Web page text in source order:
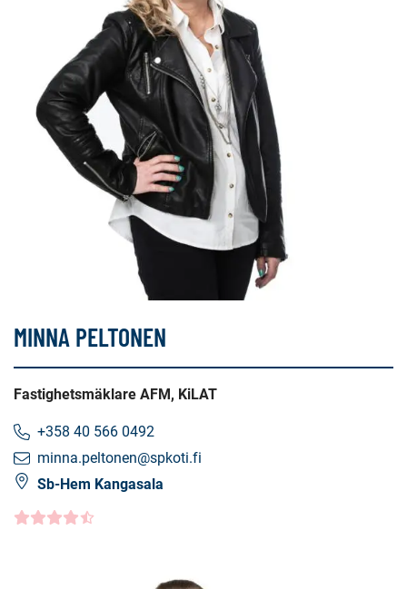
MINNA PELTONEN
Fastighetsmäklare AFM, KiLAT
+358 40 566 0492
minna.peltonen@spkoti.fi
Sb-Hem Kangasala
Kundbetyg